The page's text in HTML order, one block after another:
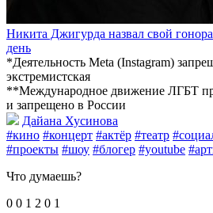
Никита Джигурда назвал свой
день
*Деятельность Meta (Instagram)
экстремистская
**Международное движение ЛГБТ
и запрещено в России
Дайана Хусинова
#кино #концерт #актёр #театр
#проекты #шоу #блогер #youtube
Что думаешь?
0 0 1 2 0 1